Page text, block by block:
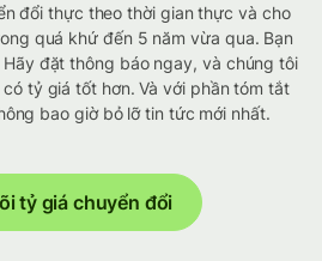
đổi thực theo thời gian thực và cho
quá khứ đến 5 năm vừa qua. Bạn
đặt thông báo ngay, và chúng tôi
tỷ giá tốt hơn. Và với phần tóm tắt
bao giờ bỏ lỡ tin tức mới nhất.
tỷ giá chuyển đổi